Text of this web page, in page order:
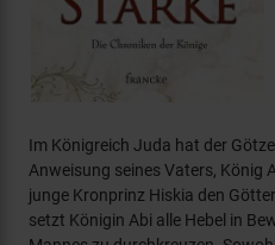
Im Königreich Juda hat der
Anweisung seines Vaters, König
junge Kronprinz Hiskia den
setzt Königin Abi alle Hebel in